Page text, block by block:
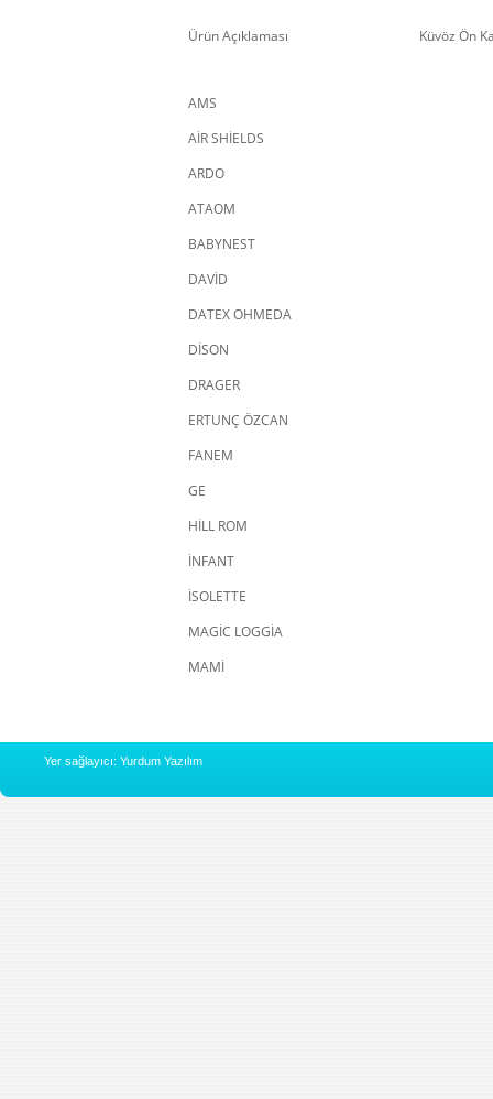
Ürün Açıklaması Küvöz Ön
AMS
AİR SHİELDS
ARDO
ATAOM
BABYNEST
DAVİD
DATEX OHMEDA
DİSON
DRAGER
ERTUNÇ ÖZCAN
FANEM
GE
HİLL ROM
İNFANT
İSOLETTE
MAGİC LOGGİA
MAMİ
Yer sağlayıcı: Yurdum Yazılım